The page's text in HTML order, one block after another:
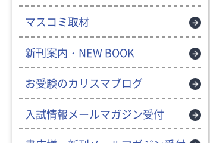
マスコミ取材
新刊案内・NEW BOOK
お受験のカリスマブログ
入試情報メールマガジン受付